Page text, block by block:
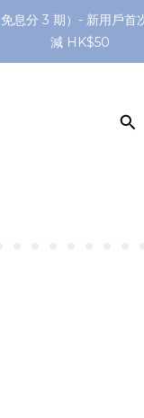
滿 $250 香港/澳門地區
息分 3 期）- 新用戶首
減 HK$50